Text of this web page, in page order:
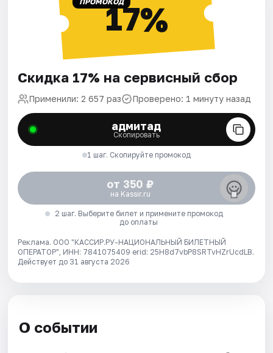
17%
Скидка 17% на сервисный сбор
Применили: 2 657 раз Проверено: 1 минуту назад
адмитад
Скопировать
1 шаг. Скопируйте промокод
от 350 ₽
на Kassir.ru
2 шаг. Выберите билет и примените промокод
до оплаты
Реклама. ООО "КАССИР.РУ-НАЦИОНАЛЬНЫЙ БИЛЕТНЫЙ
ОПЕРАТОР", ИНН: 7841075409 erid: 25H8d7vbP8SRTvHZrUcdLB.
Действует до 31 августа 2026
О событии